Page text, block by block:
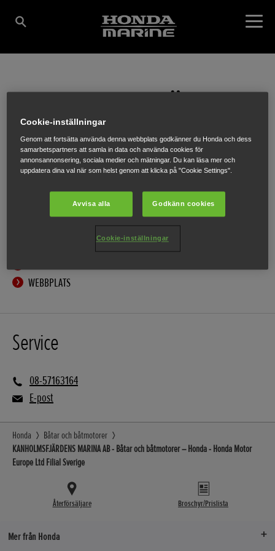
KANHOLMSFJÄRDENS
MARINA AB
LÖVTORPSVÄGEN 18,DJURHAMN, 139 74
HÄR FÅR DU MER INFORMATION
WEBBPLATS
Service
08-57163164
E-post
Honda
Båtar och båtmotorer
KANHOLMSFJÄRDENS MARINA AB - Båtar och båtmotorer – Honda - Honda Motor
Europe Ltd Filial Sverige
Återförsäljare Broschyr/Prislista
Mer från Honda
Cookie-inställningar
Genom att fortsätta använda denna webbplats godkänner du Honda och dess
samarbetspartners att samla in data och använda cookies för
annonsannonsering, sociala medier och mätningar. Du kan läsa mer och
uppdatera dina val när som helst genom att klicka på "Cookie Settings".
Avvisa alla Godkänn cookies
Cookie-inställningar